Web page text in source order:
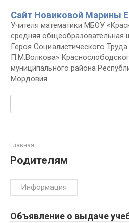
контенту
Сайт Новиковой Марины
Учителя математики МБОУ
средняя общеобразовательная
Героя Социалистического Труда
П.М.Волкова»
муниципального района
Мордовия
Главная
Родителям
Информация
Объявление о выдаче